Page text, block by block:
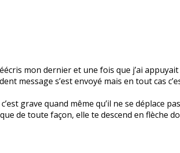
mon dernier et une fois que j’ai
message s’est envoyé mais en tout cas
grave quand même qu’il ne se déplace
de toute façon, elle te descend en flèche